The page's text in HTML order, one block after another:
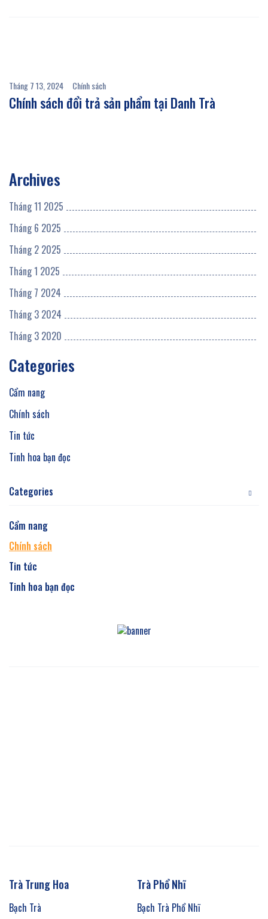
Tháng 7 13, 2024 Chính sách
Chính sách đổi trả sản phẩm tại Danh Trà
Archives
Tháng 11 2025
Tháng 6 2025
Tháng 2 2025
Tháng 1 2025
Tháng 7 2024
Tháng 3 2024
Tháng 3 2020
Categories
Cẩm nang
Chính sách
Tin tức
Tinh hoa bạn đọc
Categories
Cẩm nang
Chính sách
Tin tức
Tinh hoa bạn đọc
Trà Trung Hoa
Bạch Trà
Trà Phổ Nhĩ
Bạch Trà Phổ Nhĩ